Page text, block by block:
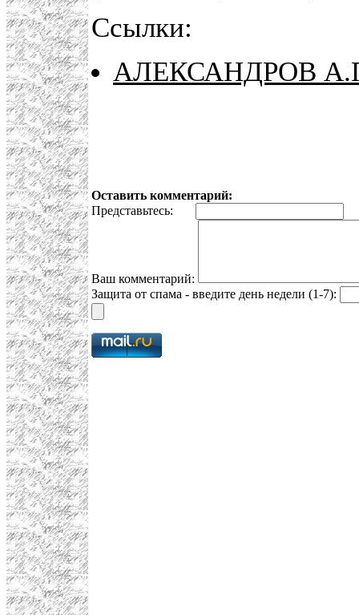
Ссылки:
АЛЕКСАНДРОВ
Оставить комментарий:
Представьтесь:
Ваш комментарий:
Защита от спама - введите день недели (1-7):